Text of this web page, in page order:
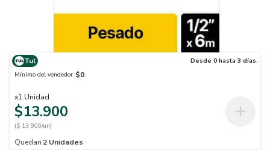
Tul
Desde 0 hasta 3 días.
Mínimo del vendedor $0
x1 Unidad
$13.900
($ 13.900/un)
Quedan 2 Unidades